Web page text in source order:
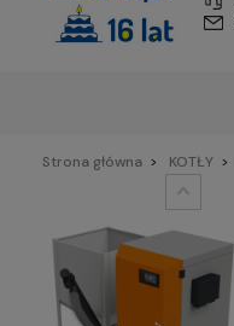
Strona główna KOTŁY